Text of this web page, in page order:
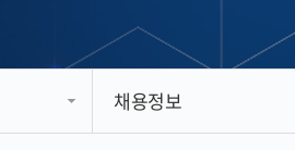
채용정보